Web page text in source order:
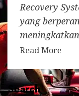
Recovery
yang
Read More
Search